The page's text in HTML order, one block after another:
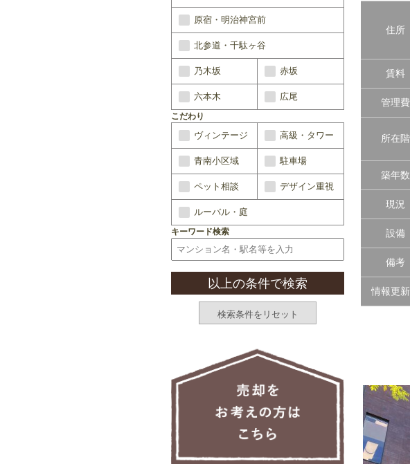
住所
賃料
管理費
所在階
築年数
現況
設備
備考
情報更
原宿・明治神宮前
北参道・千駄ヶ谷
乃木坂 赤坂
六本木 広尾
こだわり
ヴィンテージ 高級・タワー
青南小区域 駐車場
ペット相談 デザイン重視
ルーバル・庭
キーワード検索